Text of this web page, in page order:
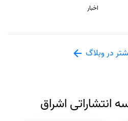
اخبار
در وبلاگ
اشراق